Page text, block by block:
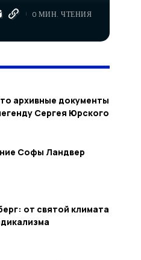
0 МИН. ЧТЕНИЯ
архивные документы
Сергея Юрского
Софы Ландвер
от святой климата